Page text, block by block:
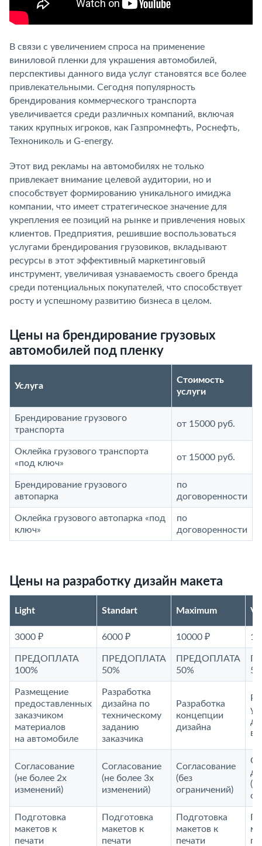
В связи с увеличением спроса на применение
виниловой пленки для украшения автомобилей,
перспективы данного вида услуг становятся все более
привлекательными. Сегодня популярность
брендирования коммерческого транспорта
увеличивается среди различных компаний, включая
таких крупных игроков, как Газпромнефть, Роснефть,
Технониколь и G-energy.
Этот вид рекламы на автомобилях не только
привлекает внимание целевой аудитории, но и
способствует формированию уникального имиджа
компании, что имеет стратегическое значение для
укрепления ее позиций на рынке и привлечения новых
клиентов. Предприятия, решившие воспользоваться
услугами брендирования грузовиков, вкладывают
ресурсы в этот эффективный маркетинговый
инструмент, увеличивая узнаваемость своего бренда
среди потенциальных покупателей, что способствует
росту и успешному развитию бизнеса в целом.
Цены на брендирование грузовых
автомобилей под пленку
Услуга
Стоимость
услуги
Брендирование грузового
транспорта
от 15000 руб.
Оклейка грузового транспорта
«под ключ»
от 15000 руб.
Брендирование грузового
автопарка
по
договоренности
Оклейка грузового автопарка «под
ключ»
по
договоренности
Цены на разработку дизайн макета
Light Standart Maximum
3000 ₽ 6000 ₽ 10000 ₽
ПРЕДОПЛАТА
100%
ПРЕДОПЛАТА
50%
ПРЕДОПЛАТА
50%
Размещение
предоставленных
заказчиком
материалов
на автомобиле
Разработка
дизайна по
техническому
заданию
заказчика
Разработка
концепции
дизайна
Согласование
(не более 2х
изменений)
Согласование
(не более 3х
изменений)
Согласование
(без
ограничений)
Подготовка
макетов к
печати
Подготовка
макетов к
печати
Подготовка
макетов к
печати